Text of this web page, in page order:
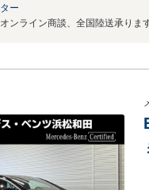
ター
オンライン商談、全国陸送承りま